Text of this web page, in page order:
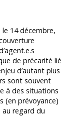
le 14 décembre,
de précarité lié
d’autant plus
sont souvent
à des situations
(en prévoyance)
regard du